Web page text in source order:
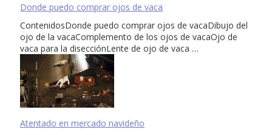
Donde puedo comprar ojos de vaca
ContenidosDonde puedo comprar ojos de vacaDibujo del
ojo de la vacaComplemento de los ojos de vacaOjo de
vaca para la disecciónLente de ojo de vaca …
Atentado en mercado navideño